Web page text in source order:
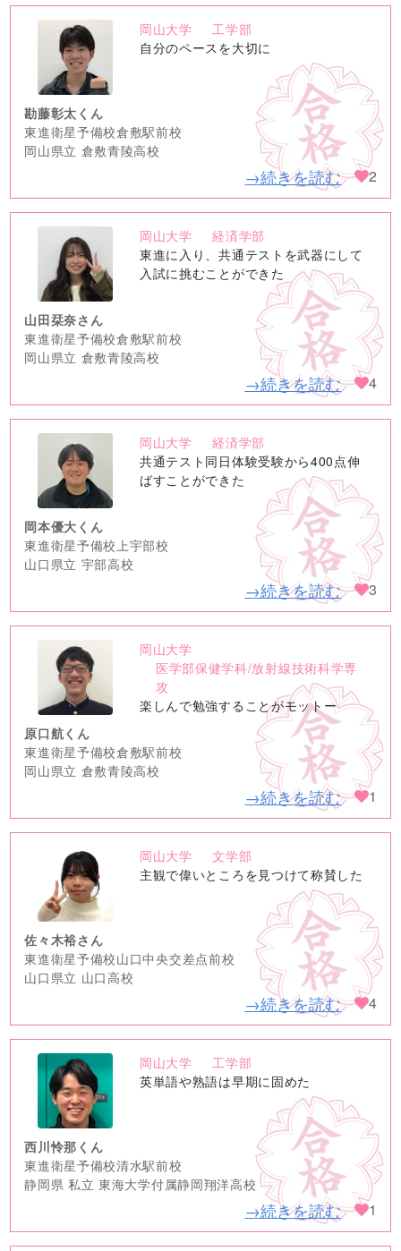
no
image
岡山大学
工学部
自分のペースを大切に
勘藤彰太くん
東進衛星予備校倉敷駅前校
岡山県立 倉敷青陵高校
→続きを読む 2
no
image
岡山大学
経済学部
東進に入り、共通テストを武器にして
入試に挑むことができた
山田栞奈さん
東進衛星予備校倉敷駅前校
岡山県立 倉敷青陵高校
→続きを読む 4
no
image
岡山大学
経済学部
共通テスト同日体験受験から400点伸
ばすことができた
岡本優大くん
東進衛星予備校上宇部校
山口県立 宇部高校
→続きを読む 3
no
image
岡山大学
医学部保健学科/放射線技術科学専
攻
楽しんで勉強することがモットー
原口航くん
東進衛星予備校倉敷駅前校
岡山県立 倉敷青陵高校
→続きを読む 1
no
image
岡山大学
文学部
主観で偉いところを見つけて称賛した
佐々木裕さん
東進衛星予備校山口中央交差点前校
山口県立 山口高校
→続きを読む 4
no
image
岡山大学
工学部
英単語や熟語は早期に固めた
西川怜那くん
東進衛星予備校清水駅前校
静岡県 私立 東海大学付属静岡翔洋高校
→続きを読む 1